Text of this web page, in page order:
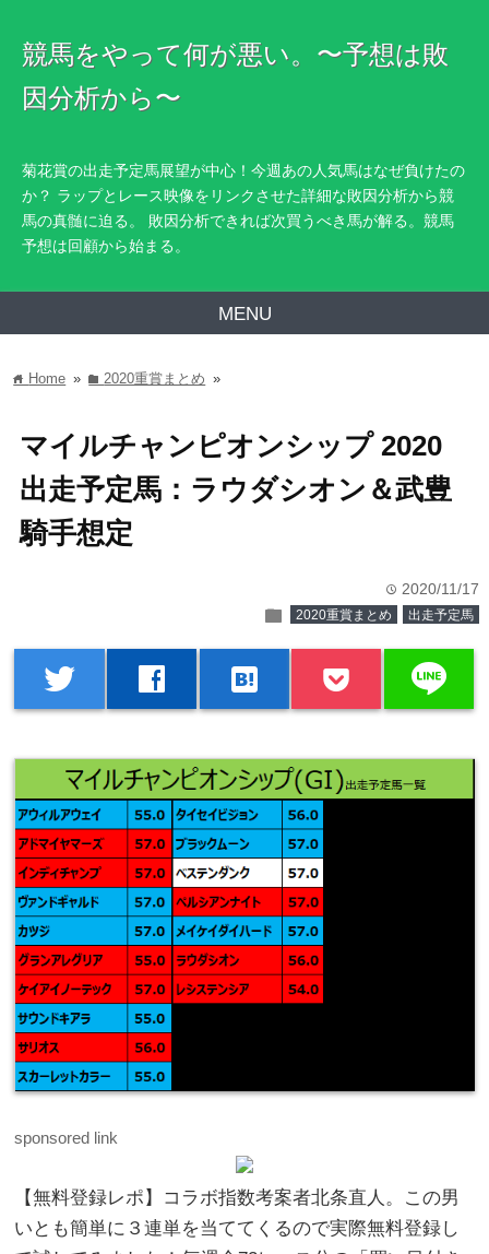
競馬をやって何が悪い。〜予想は敗
因分析から〜
菊花賞の出走予定馬展望が中心！今週あの人気馬はなぜ負けたの
か？ ラップとレース映像をリンクさせた詳細な敗因分析から競
馬の真髄に迫る。 敗因分析できれば次買うべき馬が解る。競馬
予想は回顧から始まる。
MENU
home Home » folder2020重賞まとめ »
マイルチャンピオンシップ 2020
出走予定馬：ラウダシオン＆武豊
騎手想定
time 2020/11/17
folder 2020重賞まとめ 出走予定馬
twitter facebook hatenabookmark line
sponsored link
【無料登録レポ】コラボ指数考案者北条直人。この男
いとも簡単に３連単を当ててくるので実際無料登録し